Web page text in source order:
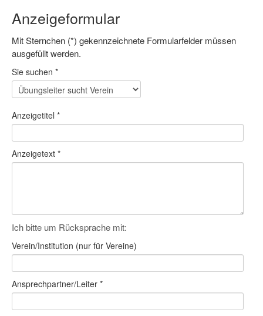
Projekte
Open Sports Day
Dortmund lernt Schwimmen
Mädchen in Mannschaftssportarten
Bewegungszwerge
Mini-Sportabzeichen
Sport im Ganztag
Sport vor Ort
Integration durch Sport
Anzeigeformular
Mit Sternchen (*) gekennzeichnete Formularfelder müssen
ausgefüllt werden.
Sie suchen *
Anzeigetitel *
Anzeigetext *
Ich bitte um Rücksprache mit:
Verein/Institution (nur für Vereine)
Ansprechpartner/Leiter *